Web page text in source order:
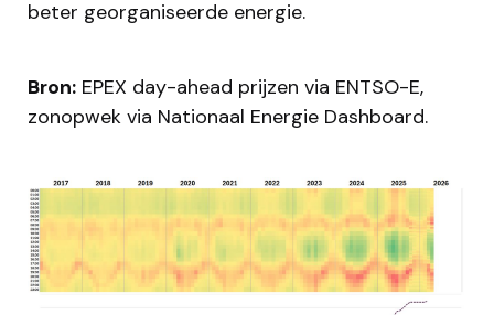
beter georganiseerde energie.
Bron: EPEX day-ahead prijzen via ENTSO-E,
zonopwek via Nationaal Energie Dashboard.